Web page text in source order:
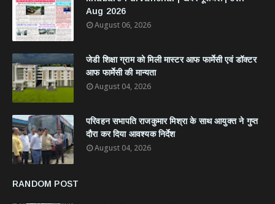
Aug 2026
August 06, 2026
जेडी शिक्षा ग्राम को मिली मास्टर आफ फार्मेसी एवं डॉक्टर
आफ फार्मेसी की मान्यता
August 04, 2026
परिवहन सभापति राजकुमार मिश्रा के साथ आयुक्त ने गुप्त
दौरा कर दिया आवश्यक निर्देश
August 04, 2026
RANDOM POST